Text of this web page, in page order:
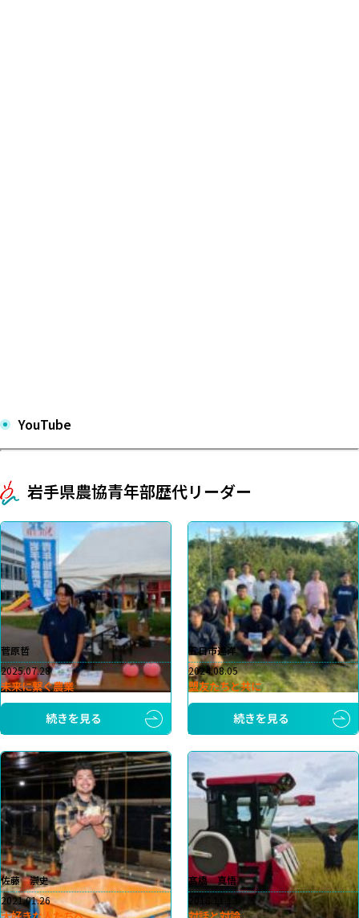
YouTube
岩手県農協青年部歴代リーダー
菅原哲
2025.07.28
未来に繋ぐ農業
続きを見る
五日市達洋
2024.08.05
盟友たちと共に
続きを見る
佐藤 崇史
2021.01.26
髙橋 真悟